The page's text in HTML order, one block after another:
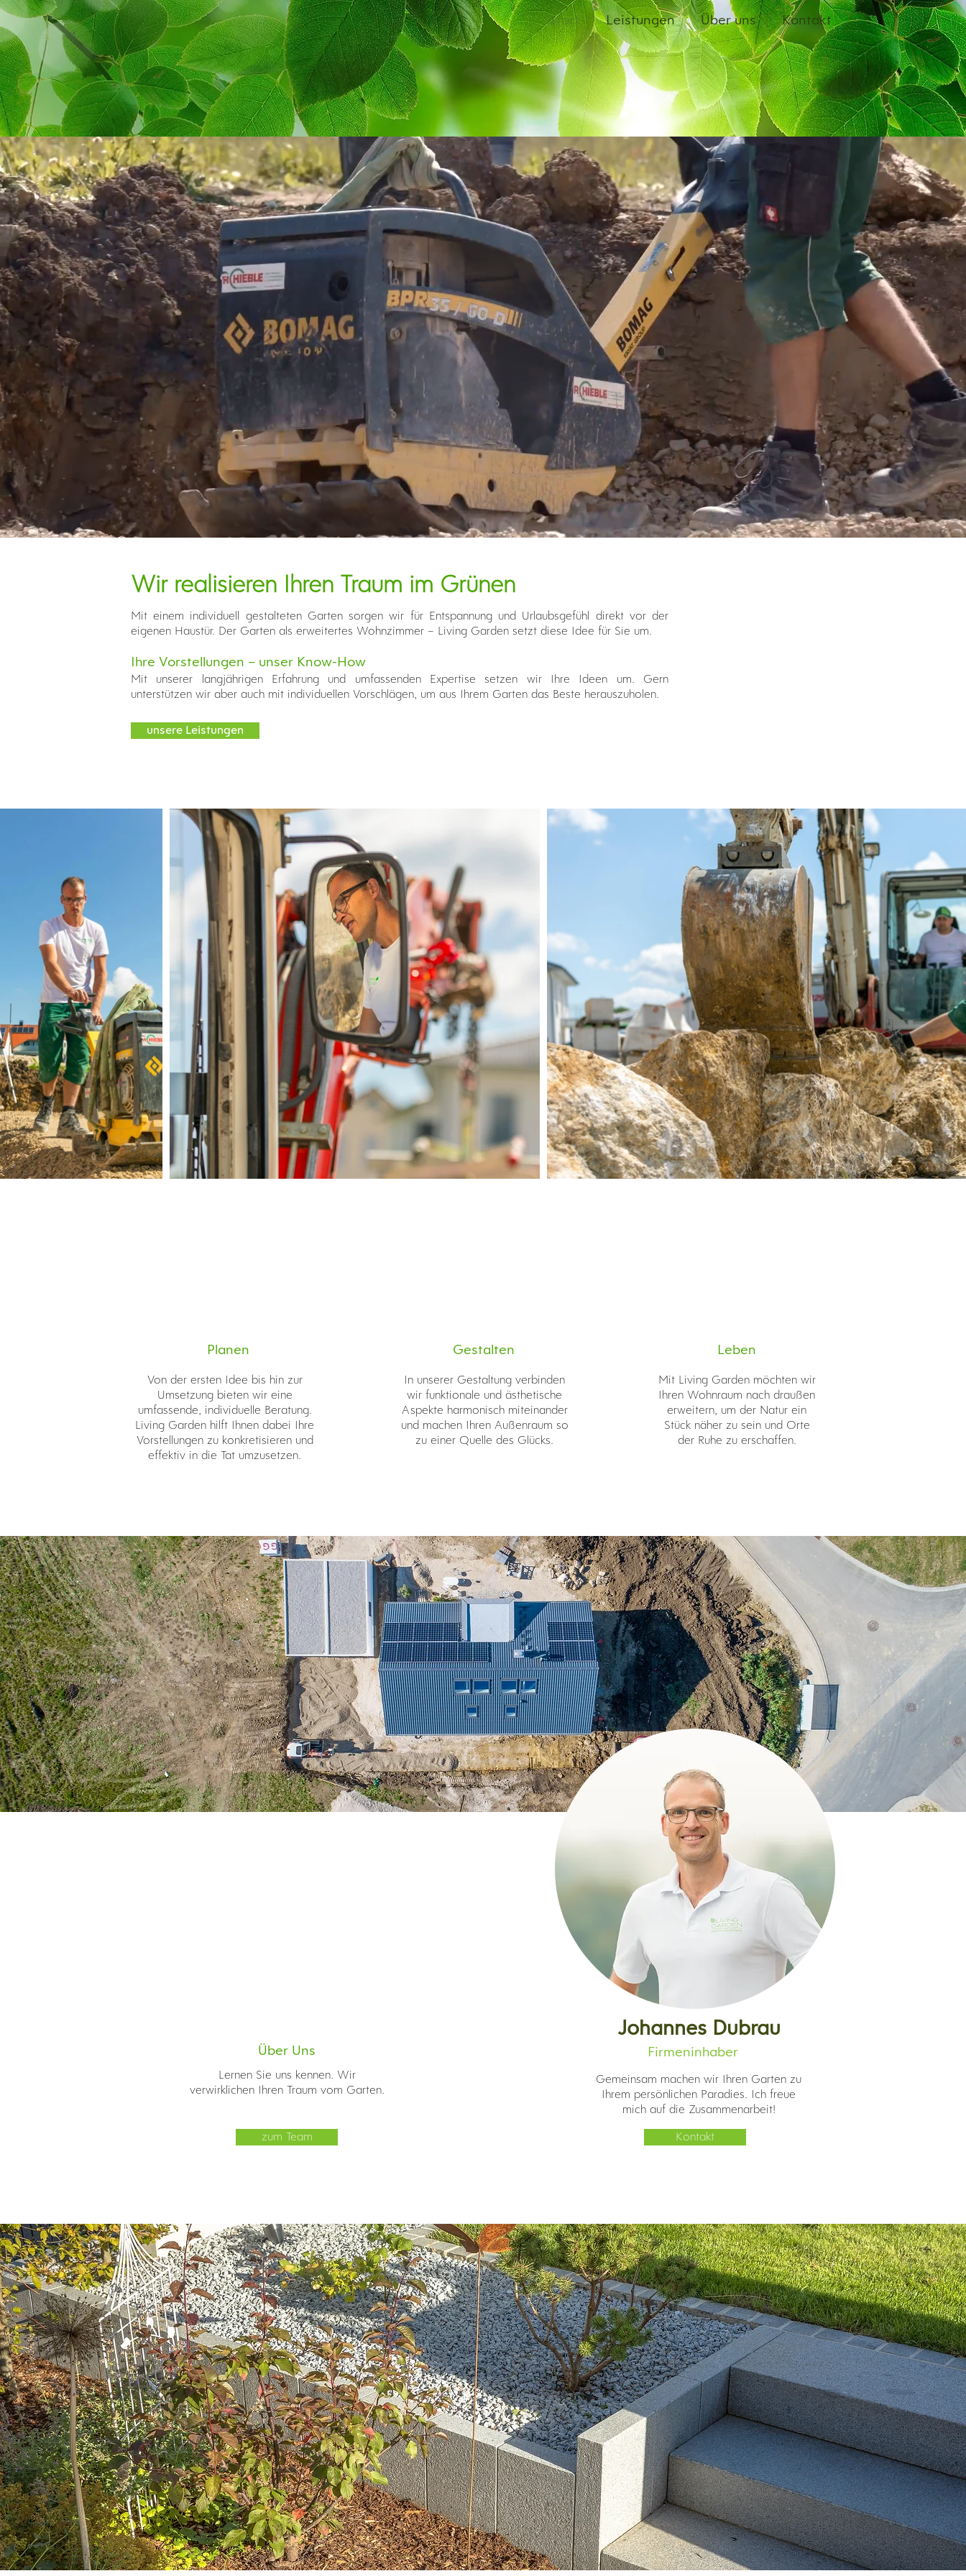
Start Leistungen Über uns Kontakt
Wir realisieren Ihren Traum im Grünen
Mit einem individuell gestalteten Garten sorgen wir für Entspannung und Urlaubsgefühl direkt vor der
eigenen Haustür. Der Garten als erweitertes Wohnzimmer – Living Garden setzt diese Idee für Sie um.
Ihre Vorstellungen – unser Know-How
Mit unserer langjährigen Erfahrung und umfassenden Expertise setzen wir Ihre Ideen um. Gern
unterstützen wir aber auch mit individuellen Vorschlägen, um aus Ihrem Garten das Beste herauszuholen.
unsere Leistungen
Planen
Von der ersten Idee bis hin zur
Umsetzung bieten wir eine
umfassende, individuelle Beratung.
Living Garden hilft Ihnen dabei Ihre
Vorstellungen zu konkretisieren und
effektiv in die Tat umzusetzen.
Gestalten
In unserer Gestaltung verbinden
wir funktionale und ästhetische
Aspekte harmonisch miteinander
und machen Ihren Außenraum so
zu einer Quelle des Glücks.
Leben
Mit Living Garden möchten wir
Ihren Wohnraum nach draußen
erweitern, um der Natur ein
Stück näher zu sein und Orte
der Ruhe zu erschaffen.
Über Uns
Lernen Sie uns kennen. Wir
verwirklichen Ihren Traum vom Garten.
zum Team
Johannes Dubrau
Firmeninhaber
Gemeinsam machen wir Ihren Garten zu
Ihrem persönlichen Paradies. Ich freue
mich auf die Zusammenarbeit!
Kontakt